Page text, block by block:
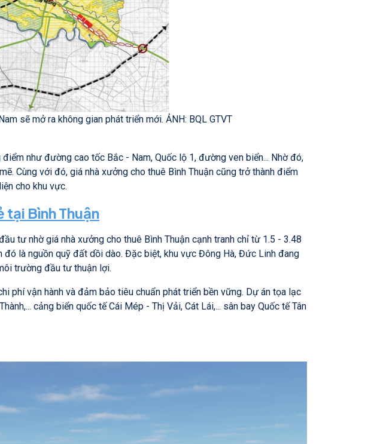
sẽ mở ra không gian phát triển mới. ẢNH: BQL GTVT
như đường cao tốc Bắc - Nam, Quốc lộ 1, đường ven biển... Nhờ đó,
Cùng với đó, giá nhà xưởng cho thuê Bình Thuận cũng trở thành điểm
cho khu vực.
tại Bình Thuận
tư nhờ giá nhà xưởng cho thuê Bình Thuận cạnh tranh chỉ từ 1.5 - 3.48
đó là nguồn quỹ đất dồi dào. Đặc biệt, khu vực Đông Hà, Đức Linh đang
trường đầu tư thuận lợi.
phí vận hành và đảm bảo tiêu chuẩn phát triển bền vững. Dự án tọa lạc
cảng biển quốc tế Cái Mép - Thị Vải, Cát Lái,... sân bay Quốc tế Tân